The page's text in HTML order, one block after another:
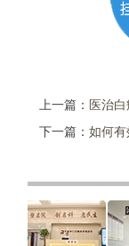
上一篇： 医治
下一篇： 如何